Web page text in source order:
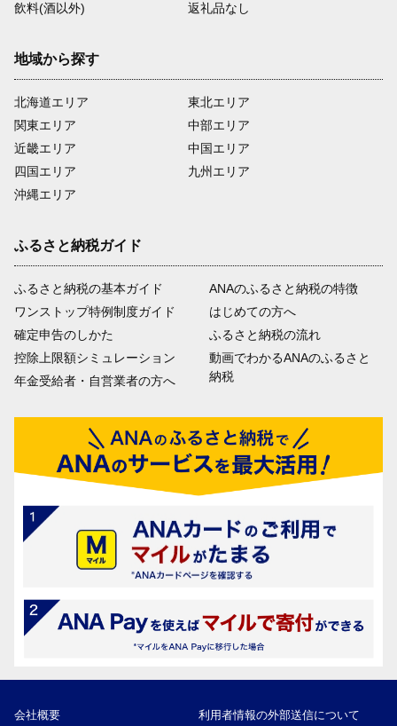
飲料(酒以外)
返礼品なし
地域から探す
北海道エリア
関東エリア
近畿エリア
四国エリア
沖縄エリア
東北エリア
中部エリア
中国エリア
九州エリア
ふるさと納税ガイド
ふるさと納税の基本ガイド
ワンストップ特例制度ガイド
確定申告のしかた
控除上限額シミュレーション
年金受給者・自営業者の方へ
ANAのふるさと納税の特徴
はじめての方へ
ふるさと納税の流れ
動画でわかるANAのふるさと
納税
会社概要 利用者情報の外部送信について